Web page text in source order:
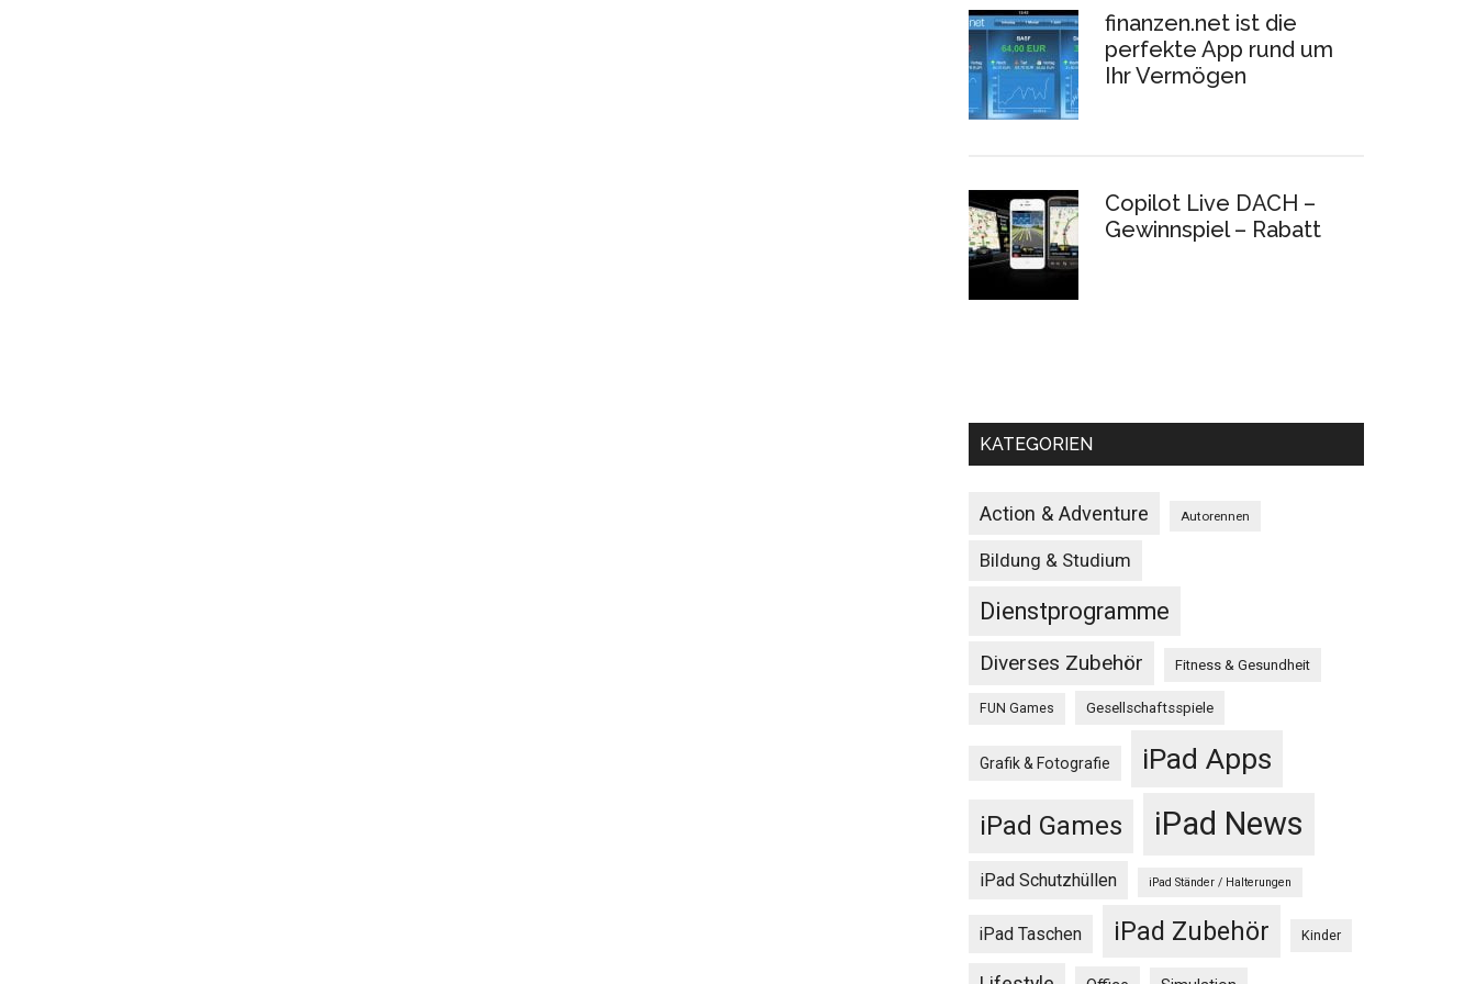
finanzen.net ist die
perfekte App rund um
Ihr Vermögen
Copilot Live DACH –
Gewinnspiel – Rabatt
KATEGORIEN
Action & Adventure Autorennen
Bildung & Studium
Dienstprogramme
Diverses Zubehör Fitness & Gesundheit
FUN Games Gesellschaftsspiele
Grafik & Fotografie iPad Apps
iPad Games iPad News
iPad Schutzhüllen iPad Ständer / Halterungen
iPad Taschen iPad Zubehör Kinder